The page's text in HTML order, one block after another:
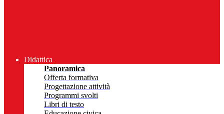
Didattica
Panoramica
Offerta formativa
Progettazione attività
Programmi svolti
Libri di testo